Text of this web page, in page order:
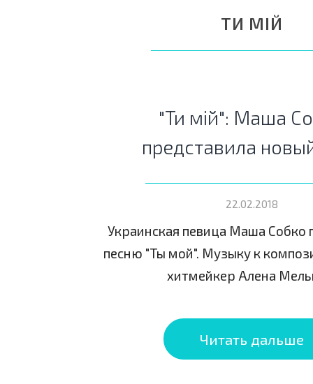
ТИ МІЙ
"Ти мій": Маша
представила
22.02.2018
Украинская певица Маша Собко
песню "Ты мой". Музыку к
хитмейкер Алена
Читать дальше